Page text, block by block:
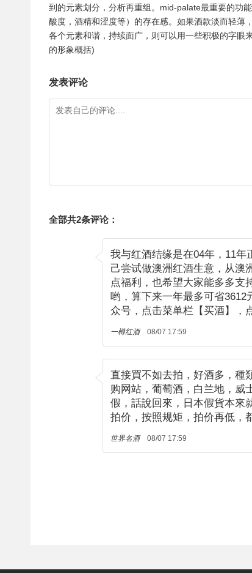
到的元素划分，分析再重组。mid-palate最重要的功
酸度，酒精和涩度等）的存在感。如果酒款淡而轻薄
各个元素和谐，持续面广，则可以用一些积极的字眼
的形象概括)
发表评论
全部共2条评论：
我与红酒结缘是在04年，11年
己尝试做澳洲红酒生意，从澳
点福利，也希望大家能多多支
哟，算下来一年最多可省
众号，点击菜单栏【买酒】，
一樽红酒 08/07 17:59
直接買不如去拍，好酒多，種
购网站，葡萄酒，白兰地，威
假，話說回來，日本假貨本來
拍价，按照规矩，拍价再低，
世界名酒 08/07 17:59